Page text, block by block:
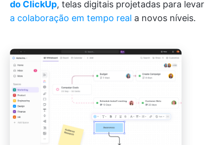
do ClickUp, telas digitais projetadas para levar
a colaboração em tempo real a novos níveis.